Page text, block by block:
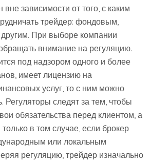
вне зависимости от того, с каким
трейдер: фондовым,
При выборе компании
внимание на регуляцию.
под надзором одного и более
имеет лицензию на
услуг, то с ним можно
Регуляторы следят за тем, чтобы
обязательства перед клиентом, а
в том случае, если брокер
или локальным
регуляцию, трейдер изначально